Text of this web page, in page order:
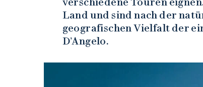
Land und sind nach der
geografischen Vielfalt der
D’Angelo.